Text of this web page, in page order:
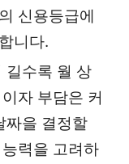
신용등급에
니다.
길수록 월 상
자 부담은 커
짜을 결정할
력을 고려하